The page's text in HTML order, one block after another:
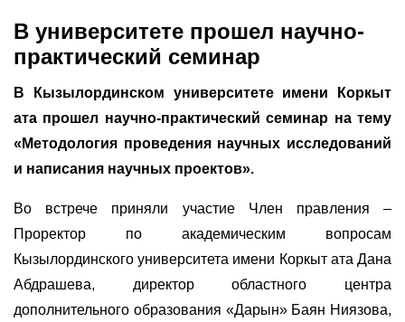
В университете прошел научно-
практический семинар
В Кызылординском университете имени Коркыт
ата прошел научно-практический семинар на тему
«Методология проведения научных исследований
и написания научных проектов».
Во встрече приняли участие Член правления –
Проректор по академическим вопросам
Кызылординского университета имени Коркыт ата Дана
Абдрашева, директор областного центра
дополнительного образования «Дарын» Баян Ниязова,